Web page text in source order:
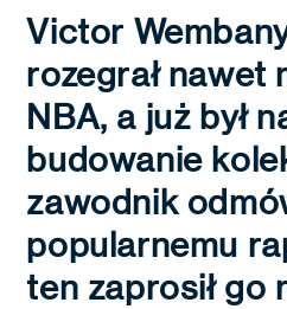
Victor
rozegrał nawet
NBA, a już był
budowanie
zawodnik
popularnemu
ten zaprosił go